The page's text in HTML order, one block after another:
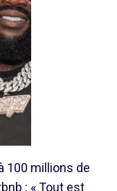
100 millions de
: « Tout est